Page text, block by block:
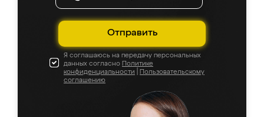
Отправить
Я соглашаюсь на передачу персональных
данных согласно Политике
конфиденциальности
Пользовательскому
соглашению